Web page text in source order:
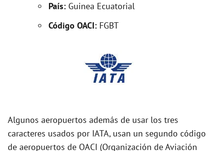
País: Guinea Ecuatorial
Código OACI: FGBT
Algunos aeropuertos además de usar los tres
caracteres usados por IATA, usan un segundo código
de aeropuertos de OACI (Organización de Aviación